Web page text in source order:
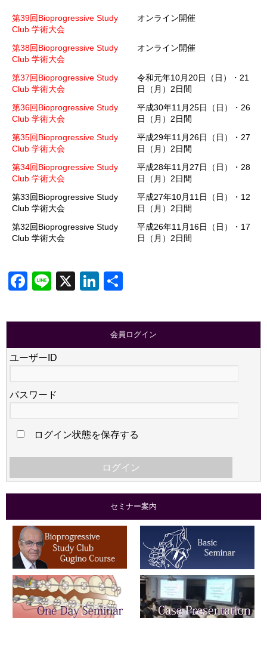
第39回Bioprogressive Study
Club 学術大会
オンライン開催
第38回Bioprogressive Study
Club 学術大会
オンライン開催
第37回Bioprogressive Study
Club 学術大会
令和元年10月20日（日）・21
日（月）2日間
第36回Bioprogressive Study
Club 学術大会
平成30年11月25日（日）・26
日（月）2日間
第35回Bioprogressive Study
Club 学術大会
平成29年11月26日（日）・27
日（月）2日間
第34回Bioprogressive Study
Club 学術大会
平成28年11月27日（日）・28
日（月）2日間
第33回Bioprogressive Study
Club 学術大会
平成27年10月11日（日）・12
日（月）2日間
第32回Bioprogressive Study
Club 学術大会
平成26年11月16日（日）・17
日（月）2日間
Facebook
Line
X LinkedIn
会員ログイン
ユーザーID
パスワード
ログイン状態を保存する
セミナー案内